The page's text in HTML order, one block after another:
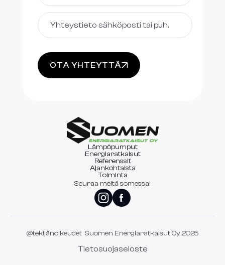
OTA YHTEYTTÄ
Lämpöpumput
Energiaratkaisut
Referenssit
Ajankohtaista
Toiminta
Seuraa meitä somessa!
@tekijänoikeudet Suomen Energiaratkaisut Oy 2025
Tietosuojaseloste